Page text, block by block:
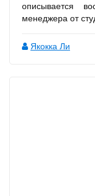
описывается
менеджера от
Якокка Ли